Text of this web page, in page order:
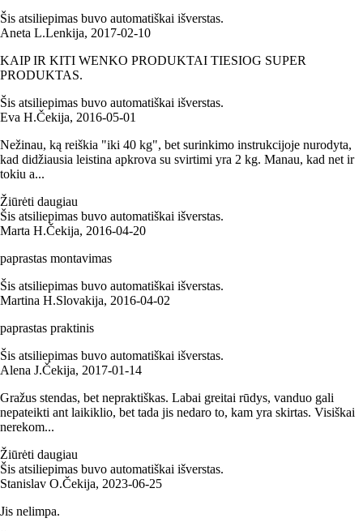
Šis atsiliepimas buvo automatiškai išverstas.
Aneta L.Lenkija, 2017‑02‑10
KAIP IR KITI WENKO PRODUKTAI TIESIOG SUPER
PRODUKTAS.
Šis atsiliepimas buvo automatiškai išverstas.
Eva H.Čekija, 2016‑05‑01
Nežinau, ką reiškia "iki 40 kg", bet surinkimo instrukcijoje nurodyta,
kad didžiausia leistina apkrova su svirtimi yra 2 kg. Manau, kad net ir
tokiu a...
Žiūrėti daugiau
Šis atsiliepimas buvo automatiškai išverstas.
Marta H.Čekija, 2016‑04‑20
paprastas montavimas
Šis atsiliepimas buvo automatiškai išverstas.
Martina H.Slovakija, 2016‑04‑02
paprastas praktinis
Šis atsiliepimas buvo automatiškai išverstas.
Alena J.Čekija, 2017‑01‑14
Gražus stendas, bet nepraktiškas. Labai greitai rūdys, vanduo gali
nepateikti ant laikiklio, bet tada jis nedaro to, kam yra skirtas. Visiškai
nerekom...
Žiūrėti daugiau
Šis atsiliepimas buvo automatiškai išverstas.
Stanislav O.Čekija, 2023‑06‑25
Jis nelimpa.